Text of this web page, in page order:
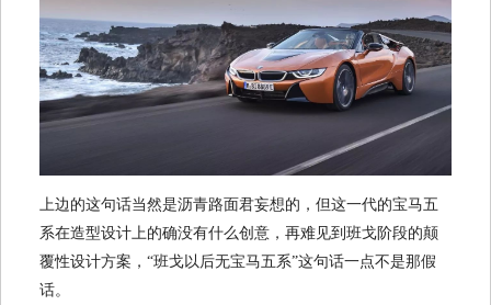
上边的这句话当然是沥青路面君妄想的，但这一代的宝马五
系在造型设计上的确没有什么创意，再难见到班戈阶段的颠
覆性设计方案，“班戈以后无宝马五系”这句话一点不是那假
话。